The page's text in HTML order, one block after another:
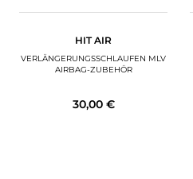
HIT AIR
VERLÄNGERUNGSSCHLAUFEN MLV
AIRBAG-ZUBEHÖR
30,00 €